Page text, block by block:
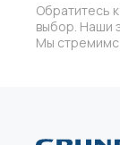
Обратитесь
выбор. Наши
Мы